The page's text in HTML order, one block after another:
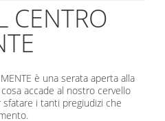
CENTRO
è una serata aperta alla
accade al nostro cervello
i tanti pregiudizi che